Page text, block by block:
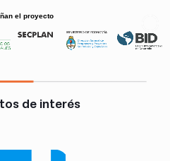
el proyecto
de interés